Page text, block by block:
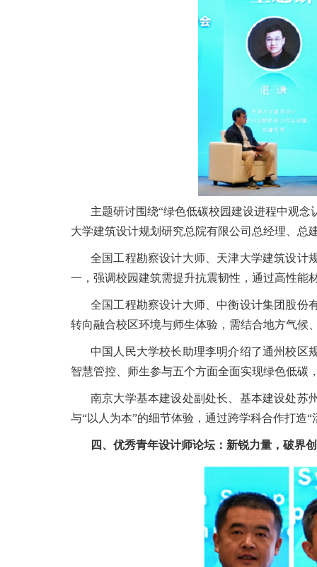
主题研讨围绕“绿色低碳校园建设进程中观
大学建筑设计规划研究总院有限公司总经理、总
全国工程勘察设计大师、天津大学建筑设计
一，强调校园建筑需提升抗震韧性，通过高性能
全国工程勘察设计大师、中衡设计集团股份
转向融合校区环境与师生体验，需结合地方气候
中国人民大学校长助理李明介绍了通州校区
智慧管控、师生参与五个方面全面实现绿色低碳
南京大学基本建设处副处长、基本建设处苏
与“以人为本”的细节体验，通过跨学科合作打造
四、优秀青年设计师论坛：新锐力量，破界